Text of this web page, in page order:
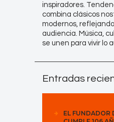
inspiradores.
combina clásicos
modernos,
audiencia. Música,
se unen para vivir lo
Entradas
EL FUNDADOR